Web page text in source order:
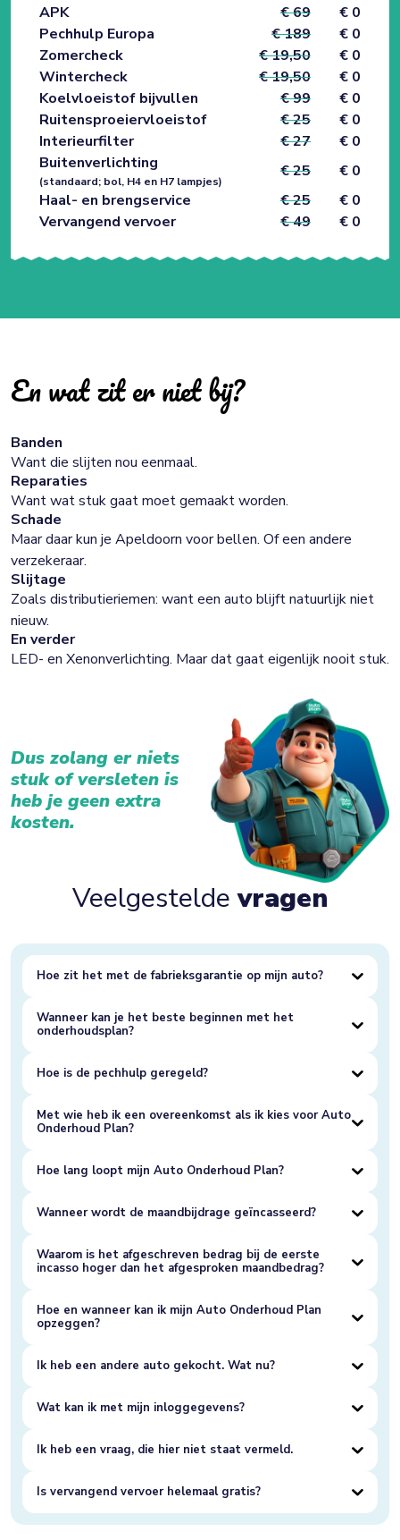
APK
€ 69
€ 0
Pechhulp Europa
€ 189
€ 0
Zomercheck
€ 19,50
€ 0
Wintercheck
€ 19,50
€ 0
Koelvloeistof bijvullen
€ 99
€ 0
Ruitensproeiervloeistof
€ 25
€ 0
Interieurfilter
€ 27
€ 0
Buitenverlichting
(standaard; bol, H4 en H7 lampjes)
€ 25
€ 0
Haal- en brengservice
€ 25
€ 0
Vervangend vervoer
€ 49 € 0
En wat zit er niet bij?
Banden
Want die slijten nou eenmaal.
Reparaties
Want wat stuk gaat moet gemaakt worden.
Schade
Maar daar kun je Apeldoorn voor bellen. Of een andere
verzekeraar.
Slijtage
Zoals distributieriemen: want een auto blijft natuurlijk niet
nieuw.
En verder
LED- en Xenonverlichting. Maar dat gaat eigenlijk nooit stuk.
Dus zolang er niets
stuk of versleten is
heb je geen extra
kosten.
Veelgesteldevragen
Hoe zit het met de fabrieksgarantie op mijn auto?
Wanneer kan je het beste beginnen met het
onderhoudsplan?
Hoe is de pechhulp geregeld?
Met wie heb ik een overeenkomst als ik kies voor Auto
Onderhoud Plan?
Hoe lang loopt mijn Auto Onderhoud Plan?
Wanneer wordt de maandbijdrage geïncasseerd?
Waarom is het afgeschreven bedrag bij de eerste
incasso hoger dan het afgesproken maandbedrag?
Hoe en wanneer kan ik mijn Auto Onderhoud Plan
opzeggen?
Ik heb een andere auto gekocht. Wat nu?
Wat kan ik met mijn inloggegevens?
Ik heb een vraag, die hier niet staat vermeld.
Is vervangend vervoer helemaal gratis?